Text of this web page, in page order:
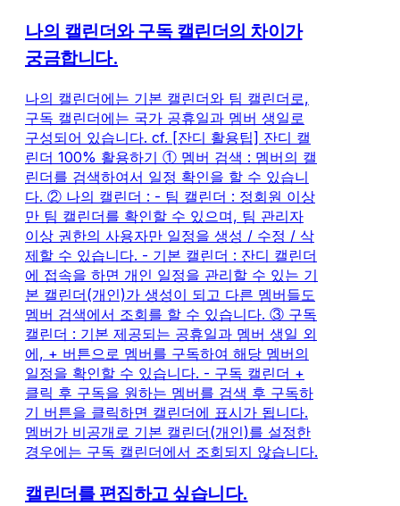
나의 캘린더와 구독 캘린더의 차이가
궁금합니다.
나의 캘린더에는 기본 캘린더와 팀 캘린더로,
구독 캘린더에는 국가 공휴일과 멤버 생일로
구성되어 있습니다. cf. [잔디 활용팁] 잔디 캘
린더 100% 활용하기 ① 멤버 검색 : 멤버의 캘
린더를 검색하여서 일정 확인을 할 수 있습니
다. ② 나의 캘린더 : - 팀 캘린더 : 정회원 이상
만 팀 캘린더를 확인할 수 있으며, 팀 관리자
이상 권한의 사용자만 일정을 생성 / 수정 / 삭
제할 수 있습니다. - 기본 캘린더 : 잔디 캘린더
에 접속을 하면 개인 일정을 관리할 수 있는 기
본 캘린더(개인)가 생성이 되고 다른 멤버들도
멤버 검색에서 조회를 할 수 있습니다. ③ 구독
캘린더 : 기본 제공되는 공휴일과 멤버 생일 외
에, + 버튼으로 멤버를 구독하여 해당 멤버의
일정을 확인할 수 있습니다. - 구독 캘린더 +
클릭 후 구독을 원하는 멤버를 검색 후 구독하
기 버튼을 클릭하면 캘린더에 표시가 됩니다.
멤버가 비공개로 기본 캘린더(개인)를 설정한
경우에는 구독 캘린더에서 조회되지 않습니다.
캘린더를 편집하고 싶습니다.